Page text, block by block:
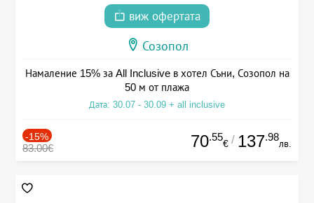
виж офертата
Созопол
Намаление 15% за All Inclusive в хотел Съни, Созопол на
50 м от плажа
Дата: 30.07 - 30.09 + all inclusive
-15%
83.00€ 70.55
€ / 137.98
лв.